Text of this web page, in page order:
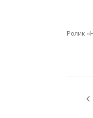
Ролик